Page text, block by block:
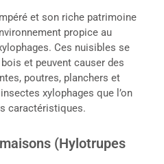
et son riche patrimoine
propice au
Ces nuisibles se
et peuvent causer des
poutres, planchers et
xylophages que l’on
caractéristiques.
(Hylotrupes